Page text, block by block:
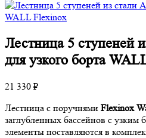
Лестница 5 ступеней
для узкого борта
21 330 ₽
Лестница с поручнями Flexinox
заглубленных бассейнов с узким
элементы поставляются в